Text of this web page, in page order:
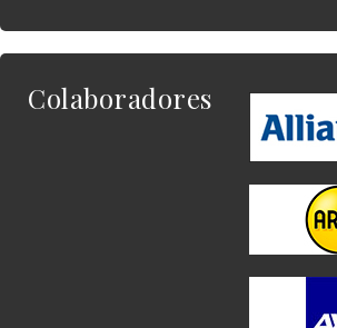
Colaboradores